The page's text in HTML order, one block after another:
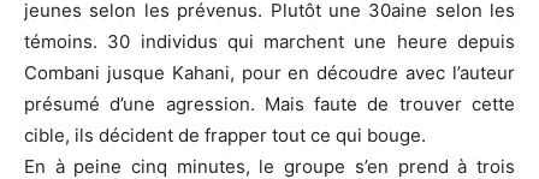
jeunes selon les prévenus. Plutôt une 30aine selon les
témoins. 30 individus qui marchent une heure depuis
Combani jusque Kahani, pour en découdre avec l’auteur
présumé d’une agression. Mais faute de trouver cette
cible, ils décident de frapper tout ce qui bouge.
En à peine cinq minutes, le groupe s’en prend à trois